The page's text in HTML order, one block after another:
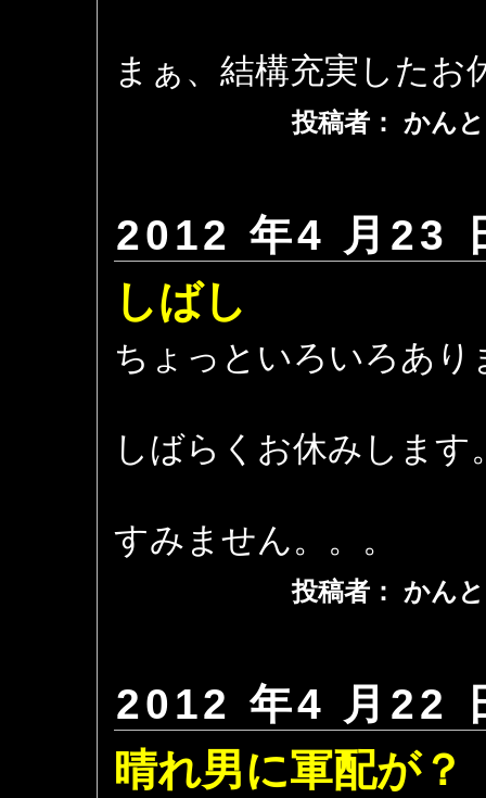
まぁ、結構充実した
投稿者： かん
2012 年4 月23
しばし
ちょっといろいろあり
しばらくお休みします
すみません。。。
投稿者： かん
2012 年4 月22
晴れ男に軍配が？